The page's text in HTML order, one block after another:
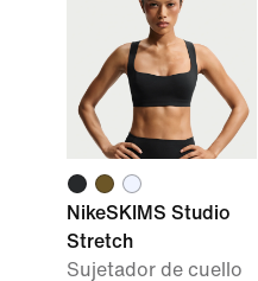
NikeSKIMS Studio
Stretch
Sujetador de cuello